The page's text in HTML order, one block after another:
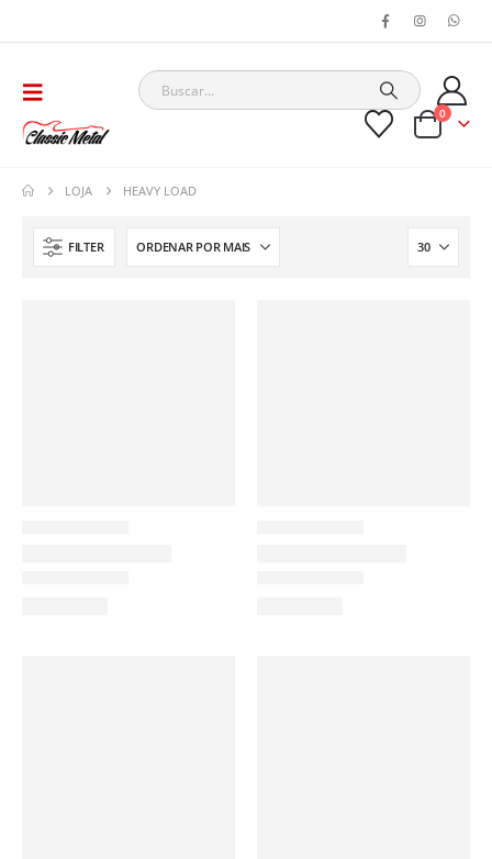
0
LOJA HEAVY LOAD
FILTER